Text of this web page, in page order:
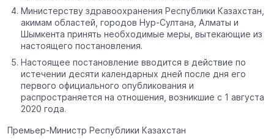
Министерству здравоохранения Республики Казахстан,
акимам областей, городов Нур-Султана, Алматы и
Шымкента принять необходимые меры, вытекающие из
настоящего постановления.
Настоящее постановление вводится в действие по
истечении десяти календарных дней после дня его
первого официального опубликования и
распространяется на отношения, возникшие с 1 августа
2020 года.
Премьер-Министр Республики Казахстан